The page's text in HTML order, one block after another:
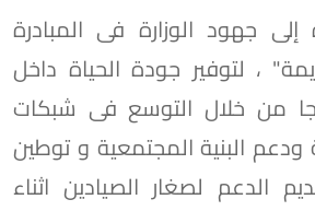
جهود الوزارة فى المبادرة
، لتوفير جودة الحياة داخل
من خلال التوسع فى شبكات
ودعم البنية المجتمعية و توطين
الدعم لصغار الصيادين اثناء